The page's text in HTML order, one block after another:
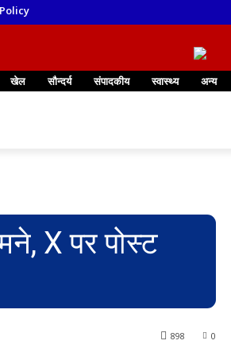
खेल सौन्दर्य संपादकीय स्वास्थ्य अन्य
X पर पोस्ट
0
898